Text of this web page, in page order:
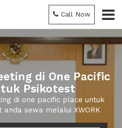
Call Now
di One Pacific
Psikotest
di one pacific place untuk
sewa melalui XWORK